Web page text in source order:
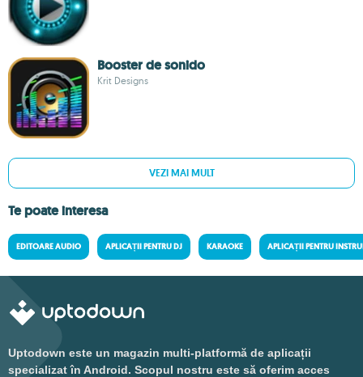
Booster de sonido
Krit Designs
VEZI MAI MULT
Te poate interesa
EDITOARE AUDIO APLICAȚII PENTRU DJ KARAOKE APLICAȚII PENTRU
Uptodown este un magazin multi-platformă de aplicații
specializat în Android. Scopul nostru este să oferim acces